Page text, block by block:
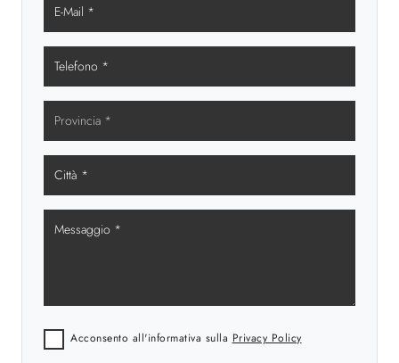
Acconsento all'informativa sulla Privacy Policy